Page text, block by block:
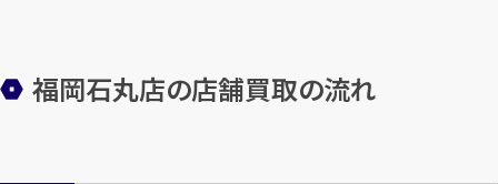
福岡石丸店の店舗買取の流れ